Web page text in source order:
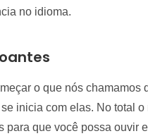
no idioma.
o que nós
inicia com elas. No total
para que você possa ouvir